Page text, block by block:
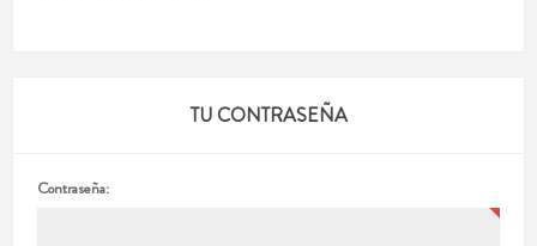
TU CONTRASEÑA
Contraseña: